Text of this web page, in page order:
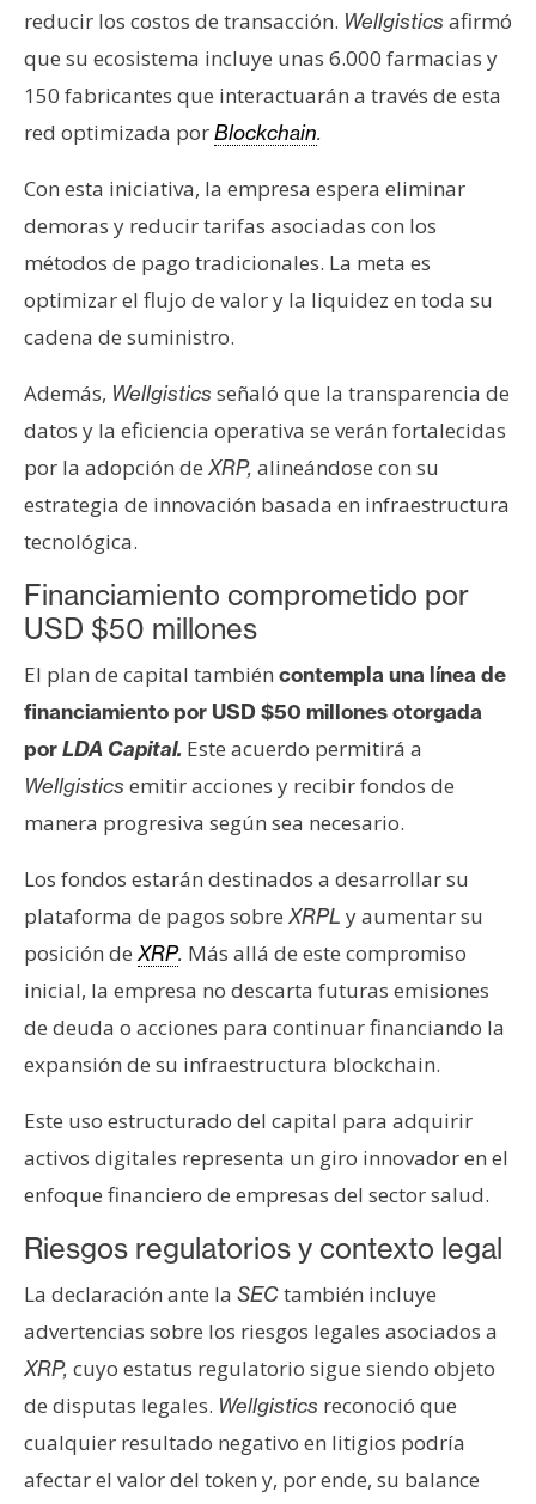
t
o
y
P
b
l
c
i
d
d
reducir los costos de transacción. Wellgistics afirmó
que su ecosistema incluye unas 6.000 farmacias y
150 fabricantes que interactuarán a través de esta
red optimizada porBlockchain.
Con esta iniciativa, la empresa espera eliminar
demoras y reducir tarifas asociadas con los
métodos de pago tradicionales. La meta es
optimizar el flujo de valor y la liquidez en toda su
cadena de suministro.
Además, Wellgistics señaló que la transparencia de
datos y la eficiencia operativa se verán fortalecidas
por la adopción de XRP, alineándose con su
estrategia de innovación basada en infraestructura
tecnológica.
Financiamiento comprometido por
USD $50 millones
El plan de capital también contempla una línea de
financiamiento por USD $50 millones otorgada
porLDA Capital. Este acuerdo permitirá a
Wellgistics emitir acciones y recibir fondos de
manera progresiva según sea necesario.
Los fondos estarán destinados a desarrollar su
plataforma de pagos sobre XRPL y aumentar su
posición deXRP. Más allá de este compromiso
inicial, la empresa no descarta futuras emisiones
de deuda o acciones para continuar financiando la
expansión de su infraestructura blockchain.
Este uso estructurado del capital para adquirir
activos digitales representa un giro innovador en el
enfoque financiero de empresas del sector salud.
Riesgos regulatorios y contexto legal
La declaración ante la SECtambién incluye
advertencias sobre los riesgos legales asociados a
XRP, cuyo estatus regulatorio sigue siendo objeto
de disputas legales. Wellgistics reconoció que
cualquier resultado negativo en litigios podría
afectar el valor del token y, por ende, su balance